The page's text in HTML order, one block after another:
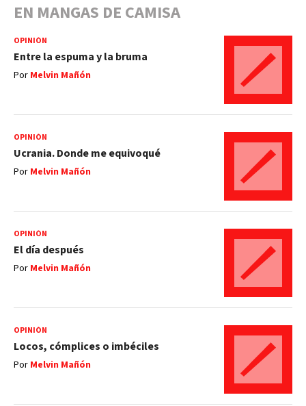
EN MANGAS DE CAMISA
OPINIÓN
Entre la espuma y la bruma
Por Melvin Mañón
OPINIÓN
Ucrania. Donde me equivoqué
Por Melvin Mañón
OPINIÓN
El día después
Por Melvin Mañón
OPINIÓN
Locos, cómplices o imbéciles
Por Melvin Mañón